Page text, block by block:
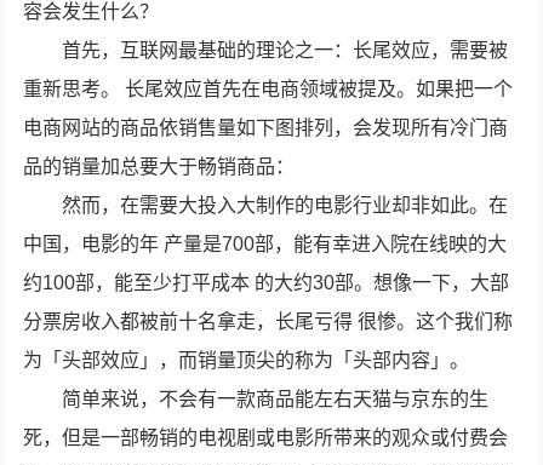
容会发生什么？
首先，互联网最基础的理论之一：长尾效应，需要被
重新思考。 长尾效应首先在电商领域被提及。如果把一个
电商网站的商品依销售量如下图排列，会发现所有冷门商
品的销量加总要大于畅销商品：
然而，在需要大投入大制作的电影行业却非如此。在
中国，电影的年 产量是700部，能有幸进入院在线映的大
约100部，能至少打平成本 的大约30部。想像一下，大部
分票房收入都被前十名拿走，长尾亏得 很惨。这个我们称
为「头部效应」，而销量顶尖的称为「头部内容」。
简单来说，不会有一款商品能左右天猫与京东的生
死，但是一部畅销的电视剧或电影所带来的观众或付费会